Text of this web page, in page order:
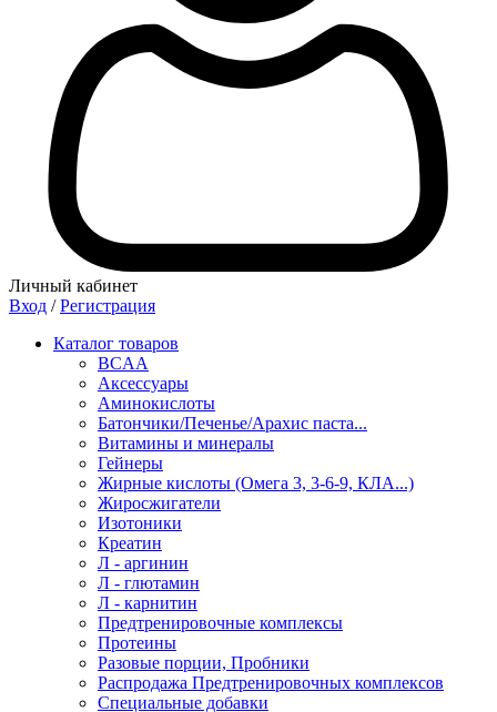
Личный кабинет
Вход / Регистрация
Каталог товаров
BCAA
Аксессуары
Аминокислоты
Батончики/Печенье/Арахис паста...
Витамины и минералы
Гейнеры
Жирные кислоты (Омега 3, 3-6-9, КЛА...)
Жиросжигатели
Изотоники
Креатин
Л - аргинин
Л - глютамин
Л - карнитин
Предтренировочные комплексы
Протеины
Разовые порции, Пробники
Распродажа Предтренировочных комплексов
Специальные добавки